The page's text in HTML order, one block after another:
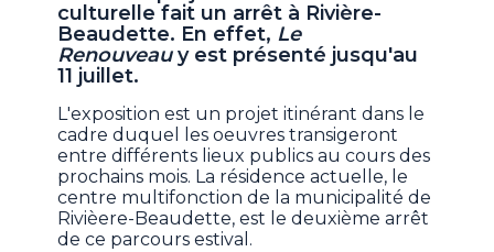
culturelle fait un arrêt à Rivière-
Beaudette. En effet, Le
Renouveauy est présenté jusqu'au
11 juillet.
L'exposition est un projet itinérant dans le
cadre duquel les oeuvres transigeront
entre différents lieux publics au cours des
prochains mois. La résidence actuelle, le
centre multifonction de la municipalité de
Rivièere-Beaudette, est le deuxième arrêt
de ce parcours estival.